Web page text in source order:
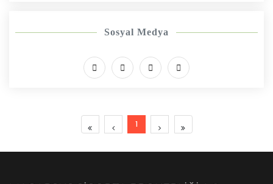
Sosyal Medya
1